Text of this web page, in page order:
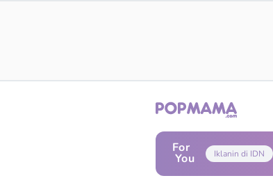
For
You Iklanin di IDN